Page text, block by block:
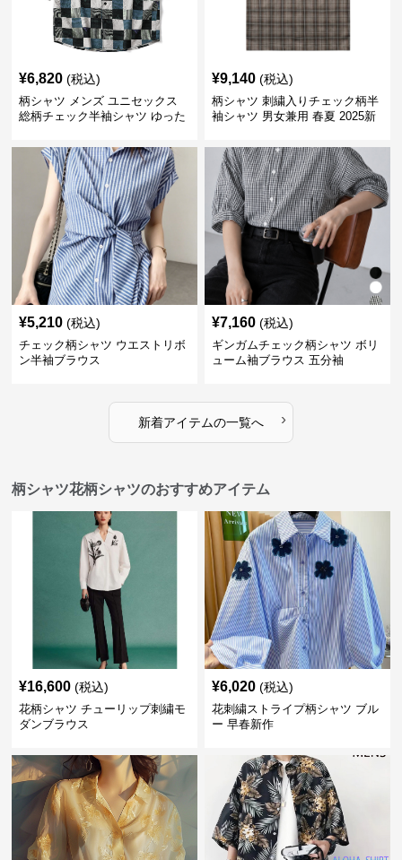
¥6,820 (税込)
柄シャツ メンズ ユニセックス
総柄チェック半袖シャツ ゆった
¥9,140 (税込)
柄シャツ 刺繍入りチェック柄半
袖シャツ 男女兼用 春夏 2025新
¥5,210 (税込)
チェック柄シャツ ウエストリボ
ン半袖ブラウス
¥7,160 (税込)
ギンガムチェック柄シャツ ボリ
ューム袖ブラウス 五分袖
新着アイテムの一覧へ ›
柄シャツ花柄シャツのおすすめアイテム
¥16,600 (税込)
花柄シャツ チューリップ刺繍モ
ダンブラウス
¥6,020 (税込)
花刺繍ストライプ柄シャツ ブル
ー 早春新作